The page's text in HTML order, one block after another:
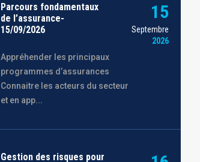
Parcours fondamentaux
de l’assurance-
15/09/2026
Appréhender les principaux
programmes d’assurances
Connaitre les acteurs du secteur
et en app...
15
Septembre
2026
Gestion des risques pour